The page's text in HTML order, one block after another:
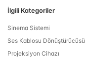
İlgili Kategoriler
Sinema Sistemi
Ses Kablosu Dönüştürücüsü
Projeksiyon Cihazı